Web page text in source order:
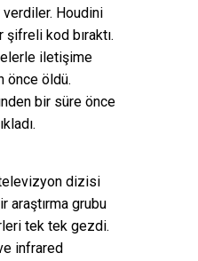
verdiler. Houdini
kod bıraktı.
iletişime
önce öldü.
bir süre önce
televizyon dizisi
araştırma grubu
tek tek gezdi.
infrared